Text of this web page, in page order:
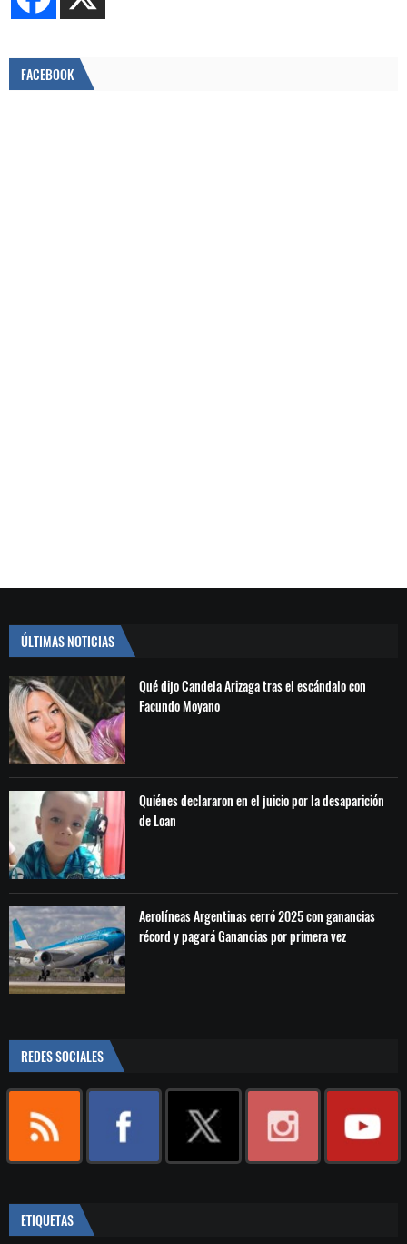
FACEBOOK
ÚLTIMAS NOTICIAS
Qué dijo Candela Arizaga tras el escándalo con
Facundo Moyano
Quiénes declararon en el juicio por la desaparición
de Loan
Aerolíneas Argentinas cerró 2025 con ganancias
récord y pagará Ganancias por primera vez
REDES SOCIALES
ETIQUETAS